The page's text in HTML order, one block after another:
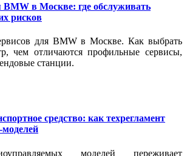
в Москве: где обслуживать
рисков
для BMW в Москве. Как выбрать
чем отличаются профильные сервисы,
станции.
средство: как техрегламент
моделей переживает